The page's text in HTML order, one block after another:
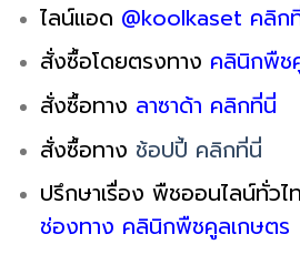
ไลน์แอด @koolkaset คลิก
สั่งซื้อโดยตรงทาง คลินิกพืช
สั่งซื้อทาง ลาซาด้า คลิกที่นี่
สั่งซื้อทาง ช้อปปี้ คลิกที่นี่
ปรึกษาเรื่อง พืชออนไลน์ทั่ว
ช่องทาง คลินิกพืชคูลเกษตร